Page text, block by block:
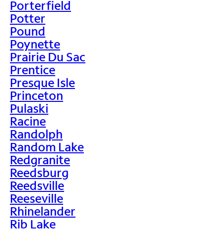
Porterfield
Potter
Pound
Poynette
Prairie Du Sac
Prentice
Presque Isle
Princeton
Pulaski
Racine
Randolph
Random Lake
Redgranite
Reedsburg
Reedsville
Reeseville
Rhinelander
Rib Lake